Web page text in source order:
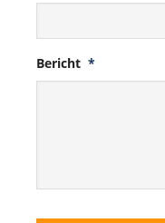
Bericht *